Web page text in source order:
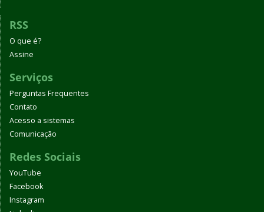
RSS
O que é?
Assine
Serviços
Perguntas Frequentes
Contato
Acesso a sistemas
Comunicação
Redes Sociais
YouTube
Facebook
Instagram